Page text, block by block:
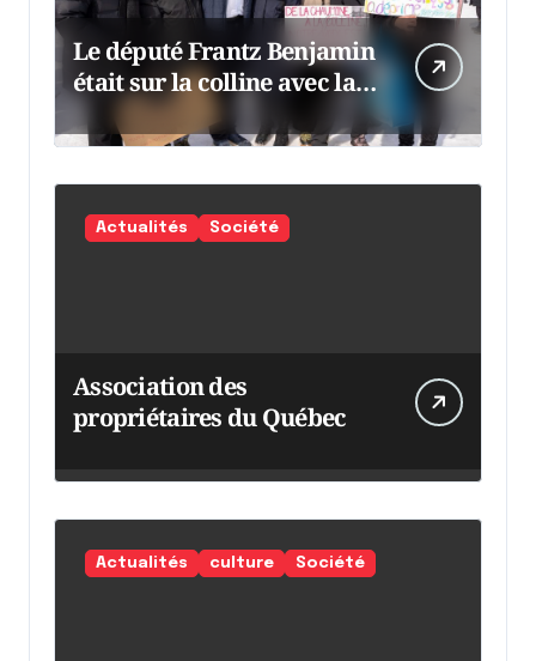
Le député Frantz Benjamin
était sur la colline avec la
chaumine
Actualités Société
Association des
propriétaires du Québec
Actualités culture Société